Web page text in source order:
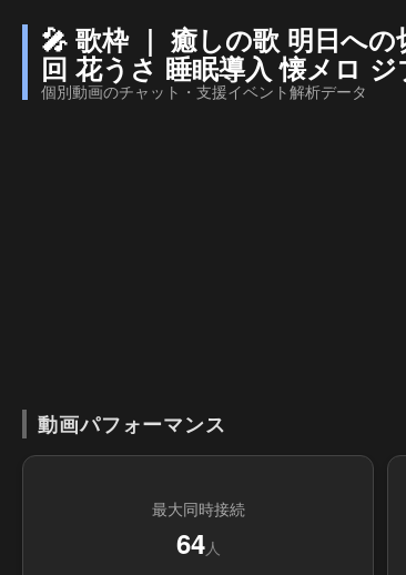
🎤 歌枠 ｜ 癒しの歌 明日へ
回 花うさ 睡眠導入 懐メロ ジ
個別動画のチャット・支援イベント解析データ
動画パフォーマンス
最大同時接続
64人